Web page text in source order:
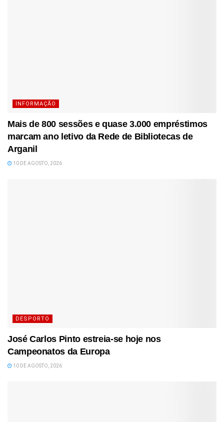
INFORMAÇÃO
Mais de 800 sessões e quase 3.000 empréstimos
marcam ano letivo da Rede de Bibliotecas de
Arganil
10 DE AGOSTO, 2026
DESPORTO
José Carlos Pinto estreia-se hoje nos
Campeonatos da Europa
10 DE AGOSTO, 2026